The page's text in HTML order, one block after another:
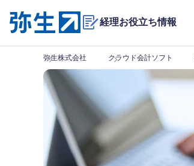
経理お役立ち情報
弥生株式会社 クラウド会計ソフト